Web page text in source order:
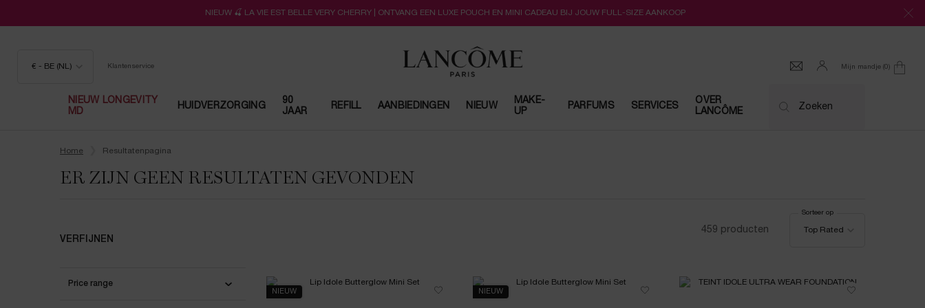
NIEUW 🍒 LA VIE EST BELLE VERY CHERRY | ONTVANG EEN LUXE POUCH EN MINI CADEAU BIJ JOUW FULL-SIZE AANKOOP
€ - BE (NL) Klantenservice Mijn mandje 0
0 product
NIEUW LONGEVITY
MD
HUIDVERZORGING
90
JAAR
REFILL AANBIEDINGEN NIEUW
MAKE-
UP
PARFUMS SERVICES
OVER
LANCÔME
Zoeken
Home
Resultatenpagina
ER ZIJN GEEN RESULTATEN GEVONDEN
VERFIJNEN
Price range
459 producten
Top Rated
Sorteer op
NIEUW NIEUW